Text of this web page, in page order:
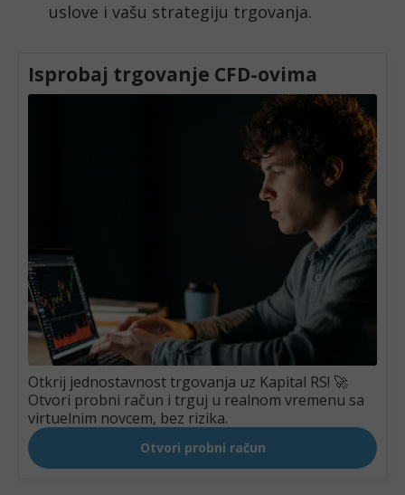
uslove i vašu strategiju trgovanja.